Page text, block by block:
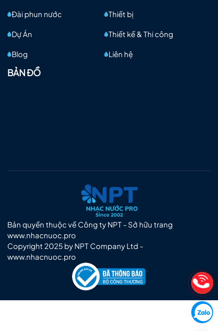
Đài phun nước Thiết bị
Dự Án Thiết kế & Thi công
Blog Liên hệ
BẢN ĐỒ
Bản quyền thuộc về Công ty NPT - Sở hữu trang
www.nhacnuoc.pro
Copyright 2025 by NPT Company Ltd -
www.nhacnuoc.pro